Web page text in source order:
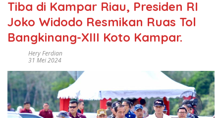
Tiba di Kampar Riau, Presiden RI
Joko Widodo Resmikan Ruas Tol
Bangkinang-XIII Koto Kampar.
Hery Ferdian
31 Mei 2024